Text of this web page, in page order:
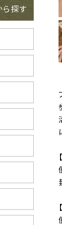
探す